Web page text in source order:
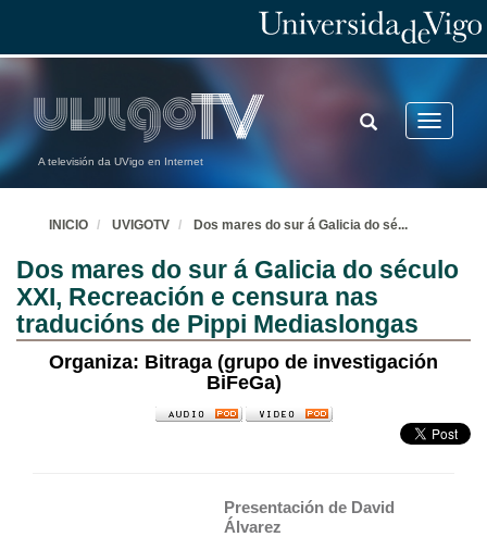
A televisión da UVigo en Internet
Toggle
TOGGLE
SEARCH
INICIO UVIGOTV Dos mares do sur á Galicia do sé...
Dos mares do sur á Galicia do século
XXI, Recreación e censura nas
traducións de Pippi Mediaslongas
Organiza: Bitraga (grupo de investigación
BiFeGa)
Presentación de David
Álvarez